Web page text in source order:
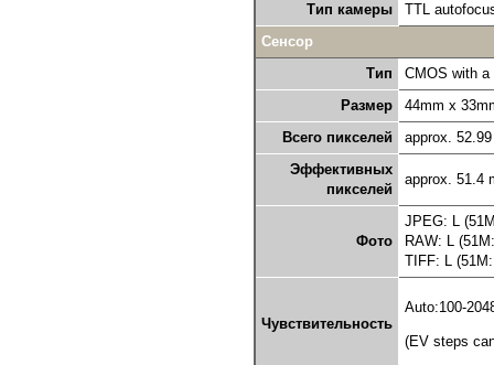
Тип камеры
TTL
Сенсор
Тип
CMOS with
Размер
44mm x
Всего пикселей
approx.
Эффективных
пикселей
approx. 51.4
Фото
JPEG: L
RAW: L
TIFF: L
Чувствительность
Auto:100-
(EV steps